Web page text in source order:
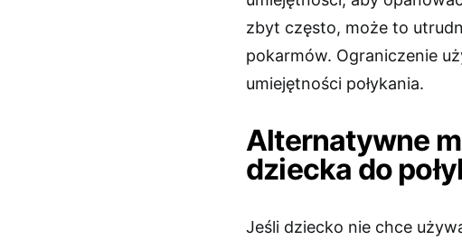
zbyt często, może to
pokarmów. Ograniczenie
umiejętności połykania.
Alternatywne
dziecka do
Jeśli dziecko nie chce